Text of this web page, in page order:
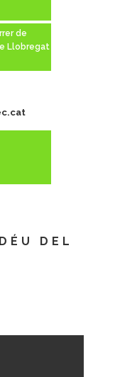
de
Llobregat
DEL